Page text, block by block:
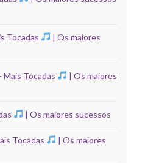
Tocadas
| Os maiores
Mais Tocadas
| Os maiores
| Os maiores sucessos
Tocadas
| Os maiores